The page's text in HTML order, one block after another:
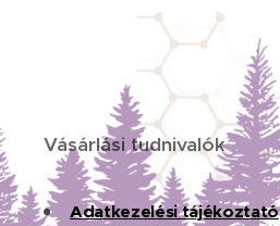
Vásárlási tudnivalók
Adatkezelési tájékoztató